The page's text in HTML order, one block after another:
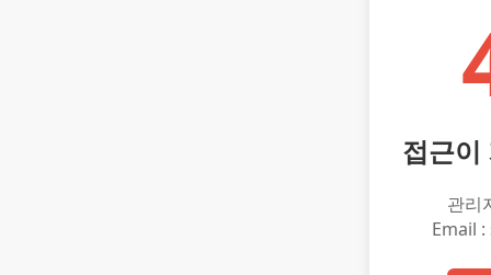
접근이
관리
Email